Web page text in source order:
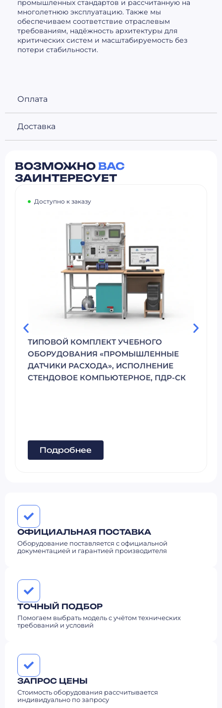
ОФИЦИАЛЬНАЯ ПОСТАВКА
Оборудование поставляется с официальной
документацией и гарантией производителя
ТОЧНЫЙ ПОДБОР
Помогаем выбрать модель с учётом технических
требований и условий
ЗАПРОС ЦЕНЫ
Стоимость оборудования рассчитывается
индивидуально по запросу
Оплата
Доставка
промышленных стандартов и рассчитанную на
многолетнюю эксплуатацию. Также мы
обеспечиваем соответствие отраслевым
требованиям, надёжность архитектуры для
критических систем и масштабируемость без
потери стабильности.
ВОЗМОЖНО ВАС
ЗАИНТЕРЕСУЕТ
Доступно к заказу
ТИПОВОЙ КОМПЛЕКТ УЧЕБНОГО
ОБОРУДОВАНИЯ «ПРОМЫШЛЕННЫЕ
ДАТЧИКИ РАСХОДА», ИСПОЛНЕНИЕ
СТЕНДОВОЕ КОМПЬЮТЕРНОЕ, ПДР-СК
Подробнее